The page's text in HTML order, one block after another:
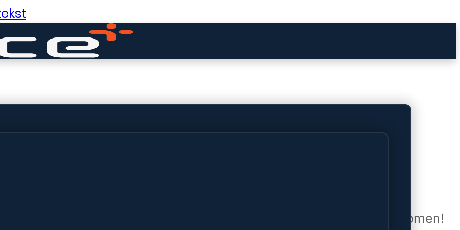
dingen in het verschiet
winkel wordt momenteel gebouwd en zal binnenkort online komen!